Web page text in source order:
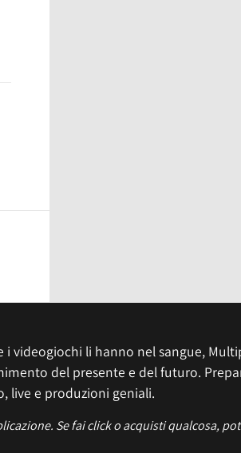
videogiochi li hanno nel sangue,
del presente e del futuro.
live e produzioni geniali.
Se fai click o acquisti qualcosa,